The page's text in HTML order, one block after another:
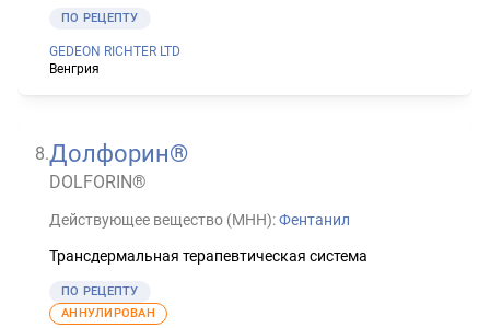
ПО РЕЦЕПТУ
GEDEON RICHTER LTD
Венгрия
8.Долфорин®
DOLFORIN®
Действующее вещество (МНН):Фентанил
Трансдермальная терапевтическая система
ПО РЕЦЕПТУ
АННУЛИРОВАН